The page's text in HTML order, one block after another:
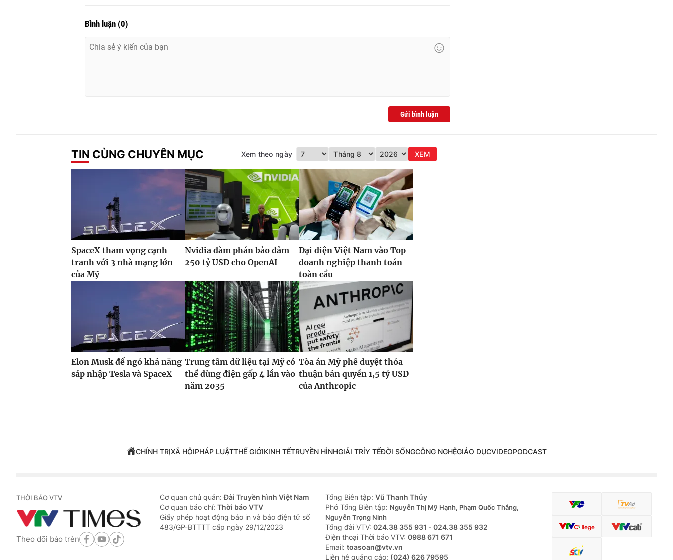
Bình luận (0)
Gửi bình luận
TIN CÙNG CHUYÊN MỤC Xem theo ngày XEM
SpaceX tham vọng cạnh
tranh với 3 nhà mạng lớn
của Mỹ
Nvidia đàm phán bảo đảm
250 tỷ USD cho OpenAI
Đại diện Việt Nam vào Top
doanh nghiệp thanh toán
toàn cầu
Elon Musk để ngỏ khả năng
sáp nhập Tesla và SpaceX
Trung tâm dữ liệu tại Mỹ có
thể dùng điện gấp 4 lần vào
năm 2035
Tòa án Mỹ phê duyệt thỏa
thuận bản quyền 1,5 tỷ USD
của Anthropic
CHÍNH TRỊXÃ HỘIPHÁP LUẬTTHẾ GIỚIKINH TẾTRUYỀN HÌNHGIẢI TRÍY TẾĐỜI SỐNGCÔNG NGHỆGIÁO DỤCVIDEOPODCAST
THỜI BÁO VTV
Theo dõi báo trên
Cơ quan chủ quản:Đài Truyền hình Việt Nam
Cơ quan báo chí: Thời báo VTV
Giấy phép hoạt động báo in và báo điện tử số
483/GP-BTTTT cấp ngày 29/12/2023
Tổng Biên tập: Vũ Thanh Thủy
Phó Tổng Biên tập: Nguyễn Thị Mỹ Hạnh, Phạm Quốc Thắng,
Nguyễn Trọng Ninh
Tổng đài VTV: 024.38 355 931 - 024.38 355 932
Ðiện thoại Thời báo VTV: 0988 671 671
Email: toasoan@vtv.vn
Liên hệ quảng cáo: (024) 626 79595